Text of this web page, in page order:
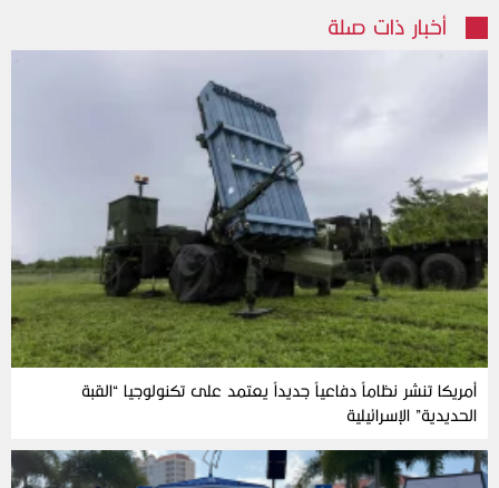
أخبار ذات صلة
أمريكا تنشر نظاماً دفاعياً جديداً يعتمد على تكنولوجيا “القبة
الحديدية” الإسرائيلية